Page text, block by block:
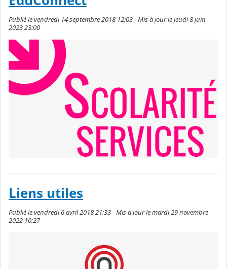
Publié le vendredi 14 septembre 2018 12:03 - Mis à jour le jeudi 8 juin
2023 23:00
Liens utiles
Publié le vendredi 6 avril 2018 21:33 - Mis à jour le mardi 29 novembre
2022 10:27